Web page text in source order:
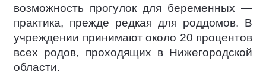
возможность прогулок для беременных —
практика, прежде редкая для роддомов. В
учреждении принимают около 20 процентов
всех родов, проходящих в Нижегородской
области.